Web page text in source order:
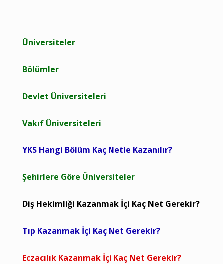
Üniversiteler
Bölümler
Devlet Üniversiteleri
Vakıf Üniversiteleri
YKS Hangi Bölüm Kaç Netle Kazanılır?
Şehirlere Göre Üniversiteler
Diş Hekimliği Kazanmak İçi Kaç Net Gerekir?
Tıp Kazanmak İçi Kaç Net Gerekir?
Eczacılık Kazanmak İçi Kaç Net Gerekir?